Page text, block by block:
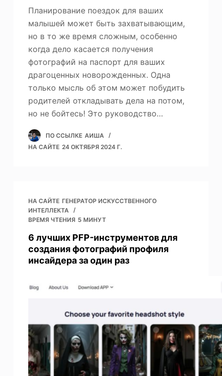
Планирование поездок для ваших
малышей может быть захватывающим,
но в то же время сложным, особенно
когда дело касается получения
фотографий на паспорт для ваших
драгоценных новорожденных. Одна
только мысль об этом может побудить
родителей откладывать дела на потом,
но не бойтесь! Это руководство…
ПО ССЫЛКЕ АИША
НА САЙТЕ 24 ОКТЯБРЯ 2024 Г.
НА САЙТЕ ГЕНЕРАТОР ИСКУССТВЕННОГО
ИНТЕЛЛЕКТА
ВРЕМЯ ЧТЕНИЯ 5 МИНУТ
6 лучших PFP-инструментов для
создания фотографий профиля
инсайдера за один раз